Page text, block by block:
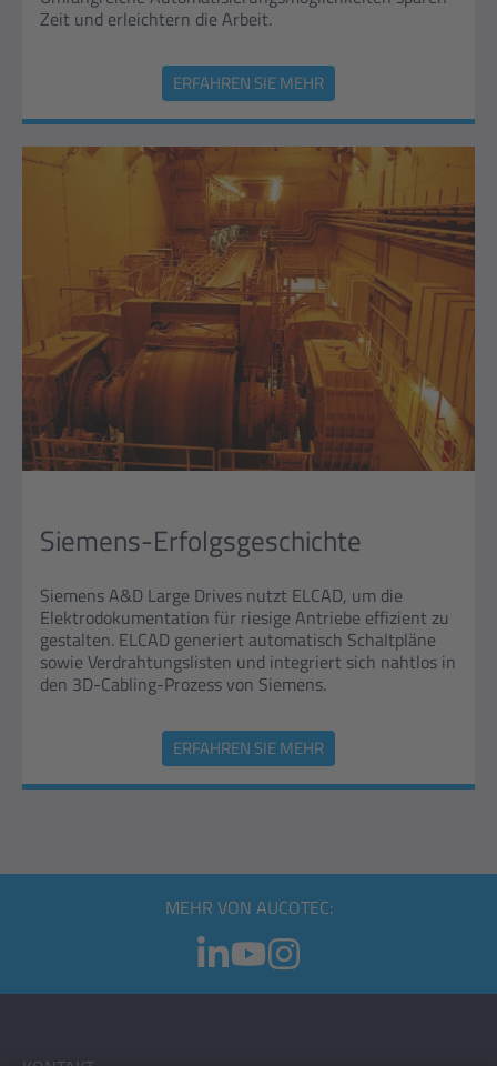
Zeit und erleichtern die Arbeit.
ERFAHREN SIE MEHR
Siemens-Erfolgsgeschichte
Siemens A&D Large Drives nutzt ELCAD, um die
Elektrodokumentation für riesige Antriebe effizient zu
gestalten. ELCAD generiert automatisch Schaltpläne
sowie Verdrahtungslisten und integriert sich nahtlos in
den 3D-Cabling-Prozess von Siemens.
ERFAHREN SIE MEHR
MEHR VON AUCOTEC: